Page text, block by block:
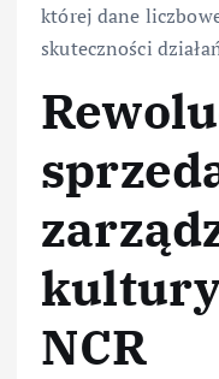
której dane
skuteczności
NCR